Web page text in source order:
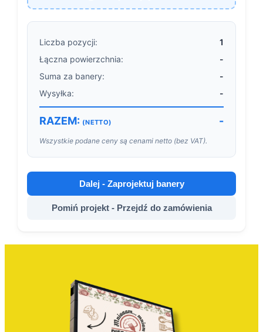
Liczba pozycji:
1
Łączna powierzchnia:
-
Suma za banery:
-
Wysyłka:
-
RAZEM: (NETTO) -
Wszystkie podane ceny są cenami netto (bez VAT).
Dalej - Zaprojektuj banery
Pomiń projekt - Przejdź do zamówienia